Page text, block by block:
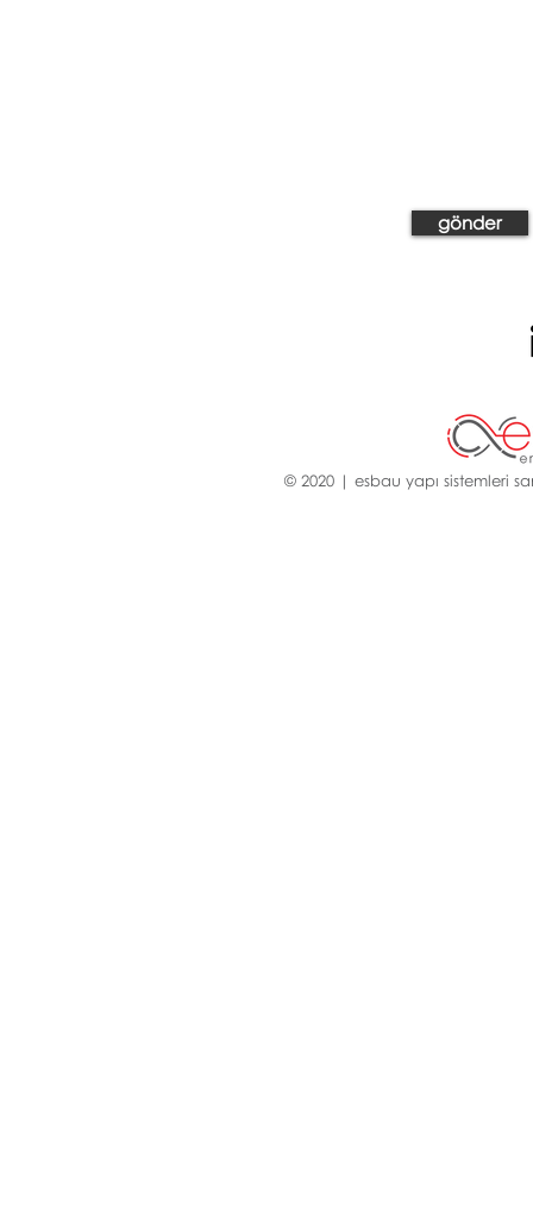
gönder
© 2020 | esbau yapı sistemleri